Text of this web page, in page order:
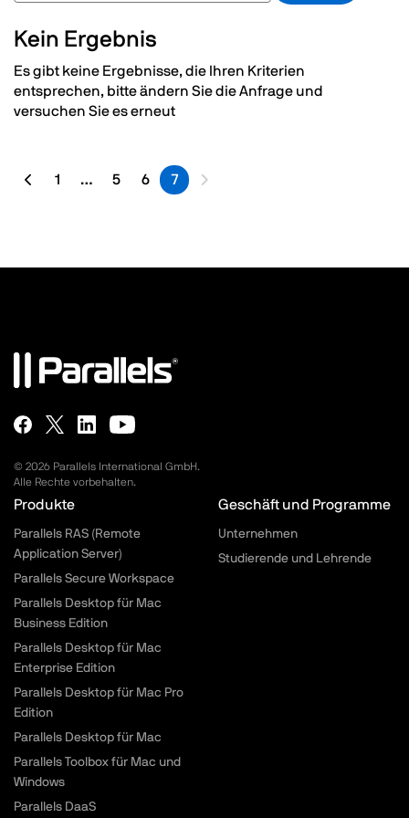
Kein Ergebnis
Es gibt keine Ergebnisse, die Ihren Kriterien
entsprechen, bitte ändern Sie die Anfrage und
versuchen Sie es erneut
Vorherige Seite
1
Erste Seite
… 5 6 7
© 2026 Parallels International GmbH.
Alle Rechte vorbehalten.
Parallels.com - Footer menu
Produkte
Parallels RAS (Remote
Application Server)
Parallels Secure Workspace
Parallels Desktop für Mac
Business Edition
Parallels Desktop für Mac
Enterprise Edition
Parallels Desktop für Mac Pro
Edition
Parallels Desktop für Mac
Parallels Toolbox für Mac und
Windows
Parallels DaaS
Geschäft und Programme
Unternehmen
Studierende und Lehrende